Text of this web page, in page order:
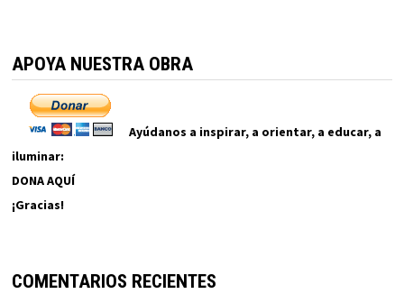
APOYA NUESTRA OBRA
Ayúdanos a inspirar, a orientar, a educar, a
iluminar:
DONA AQUÍ
¡Gracias!
COMENTARIOS RECIENTES